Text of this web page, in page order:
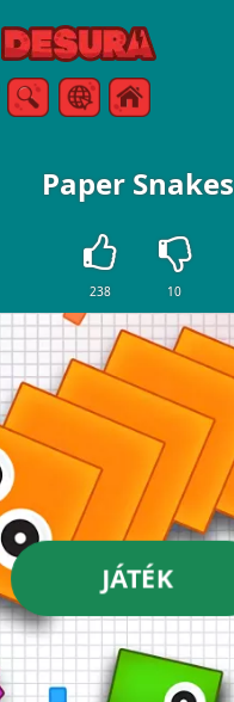
Free Online Games
KeresésMenü
Paper Snakes
238 10
JÁTÉK